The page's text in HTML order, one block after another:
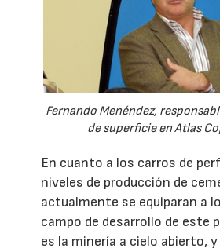
Fernando Menéndez,
de superficie en Atlas
En cuanto a los carros de
niveles de producción de
actualmente se equiparan a
campo de desarrollo de este
es la minería a cielo abierto,